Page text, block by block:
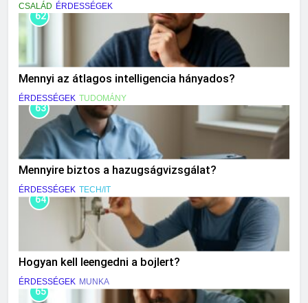
CSALÁD ÉRDESSÉGEK
62
Mennyi az átlagos intelligencia hányados?
ÉRDESSÉGEK TUDOMÁNY
63
Mennyire biztos a hazugságvizsgálat?
ÉRDESSÉGEK TECH/IT
64
Hogyan kell leengedni a bojlert?
ÉRDESSÉGEK MUNKA
65